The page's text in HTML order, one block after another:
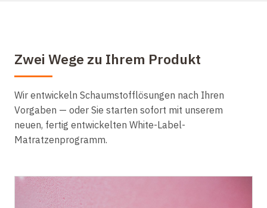
Zwei Wege zu Ihrem Produkt
Wir entwickeln Schaumstofflösungen nach Ihren
Vorgaben — oder Sie starten sofort mit unserem
neuen, fertig entwickelten White-Label-
Matratzenprogramm.